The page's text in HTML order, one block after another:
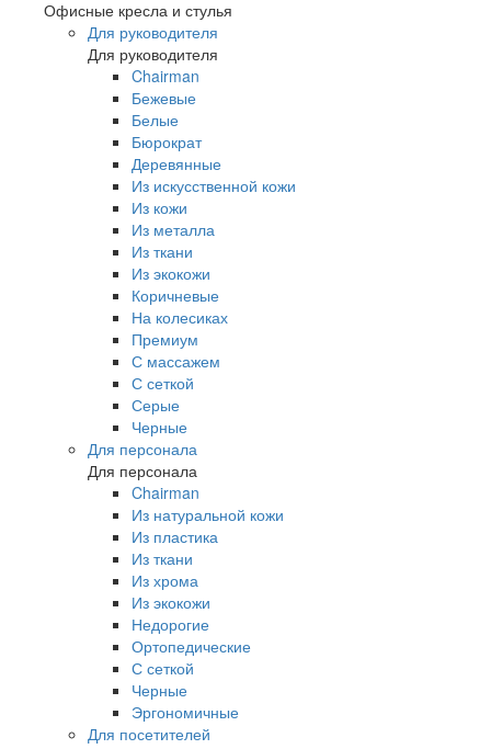
Офисные кресла и стулья
Для руководителя
Для руководителя
Chairman
Бежевые
Белые
Бюрократ
Деревянные
Из искусственной кожи
Из кожи
Из металла
Из ткани
Из экокожи
Коричневые
На колесиках
Премиум
С массажем
С сеткой
Серые
Черные
Для персонала
Для персонала
Chairman
Из натуральной кожи
Из пластика
Из ткани
Из хрома
Из экокожи
Недорогие
Ортопедические
С сеткой
Черные
Эргономичные
Для посетителей